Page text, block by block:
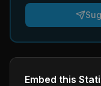
Embed this